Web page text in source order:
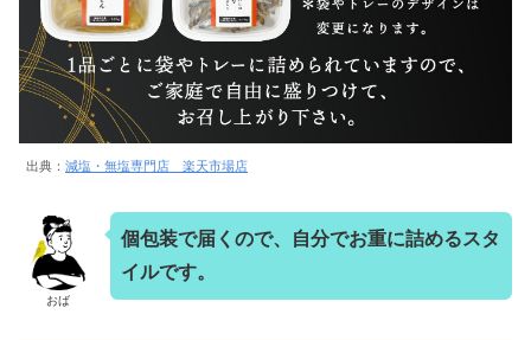
出典： 減塩・無塩専門店 楽天市場店
おば
個包装で届くので、自分でお重に詰めるスタ
イルです。